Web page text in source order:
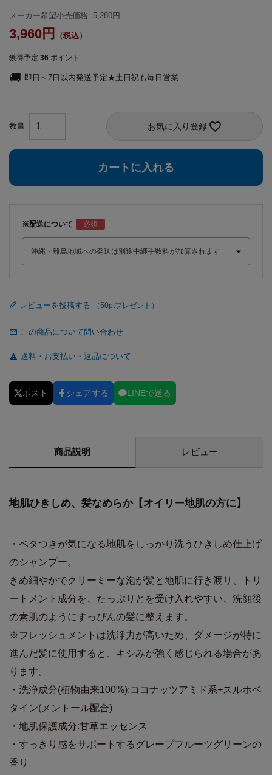
メーカー希望小売価格: 5,280
3,960
獲得予定 36 ポイント
即日～7日以内発送予定★土日祝も毎日営業
お気に入り登録
カートに入れる
※配送について
レビューを投稿する
この商品について問い合わせ
送料・お支払い・返品について
ポスト シェアする LINEで送る
商品説明 レビュー
地肌ひきしめ、髪なめらか【オイリー地肌の方に】
・ベタつきが気になる地肌をしっかり洗うひきしめ仕上げ
のシャンプー。
きめ細やかでクリーミーな泡が髪と地肌に行き渡り、トリ
ートメント成分を、たっぷりとを受け入れやすい、洗顔後
の素肌のようにすっぴんの髪に整えます。
※フレッシュメントは洗浄力が高いため、ダメージが特に
進んだ髪に使用すると、キシみが強く感じられる場合があ
ります。
・洗浄成分(植物由来100%):ココナッツアミド系+スルホベ
タイン(メントール配合)
・地肌保護成分:甘草エッセンス
・すっきり感をサポートするグレープフルーツグリーンの
香り